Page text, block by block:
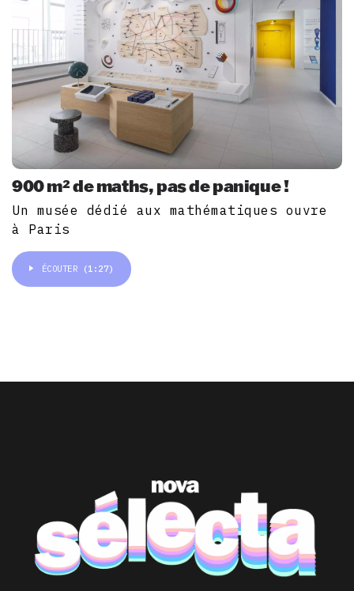
900 m² de maths, pas de panique !
Un musée dédié aux mathématiques ouvre
à Paris
ÉCOUTER (1:27)